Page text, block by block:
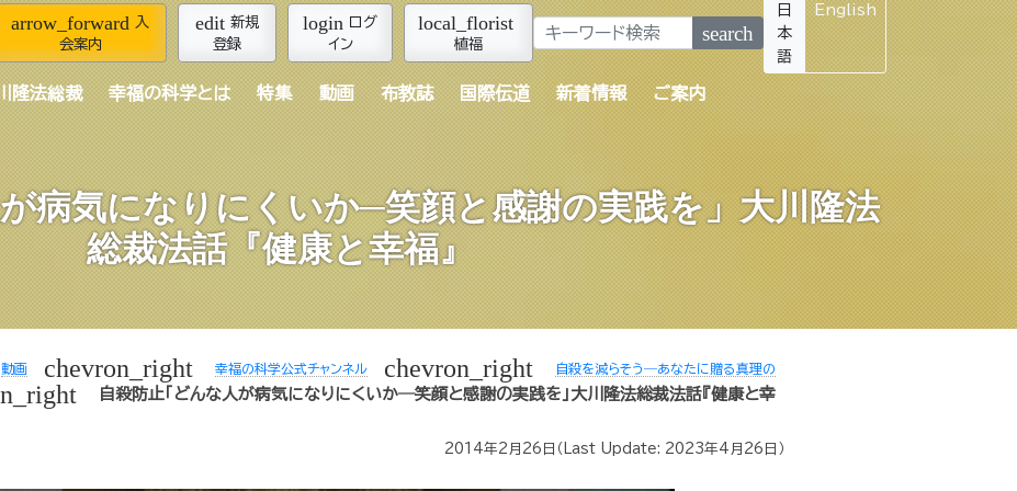
arrow_forward 入
会案内
edit 新規
登録
login ログ
イン
local_florist
植福 search
日
本
語
English
隆法総裁 幸福の科学とは 特集 動画 布教誌 国際伝道 新着情報 ご案内
病気になりにくいか─笑顔と感謝の実践を」大川隆法
総裁法話『健康と幸福』
動画 chevron_right 幸福の科学公式チャンネル chevron_right
自殺を減らそう―あなたに贈る真理の
自殺防止「どんな人が病気になりにくいか─笑顔と感謝の実践を」大川隆法総裁法話『健康と幸
2014年2月26日 （Last Update: 2023年4月26日 ）